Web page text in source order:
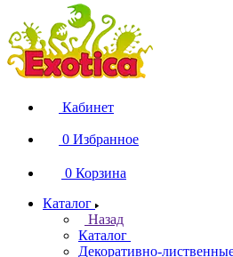
Кабинет
0 Избранное
0 Корзина
Каталог
Назад
Каталог
Декоративно-